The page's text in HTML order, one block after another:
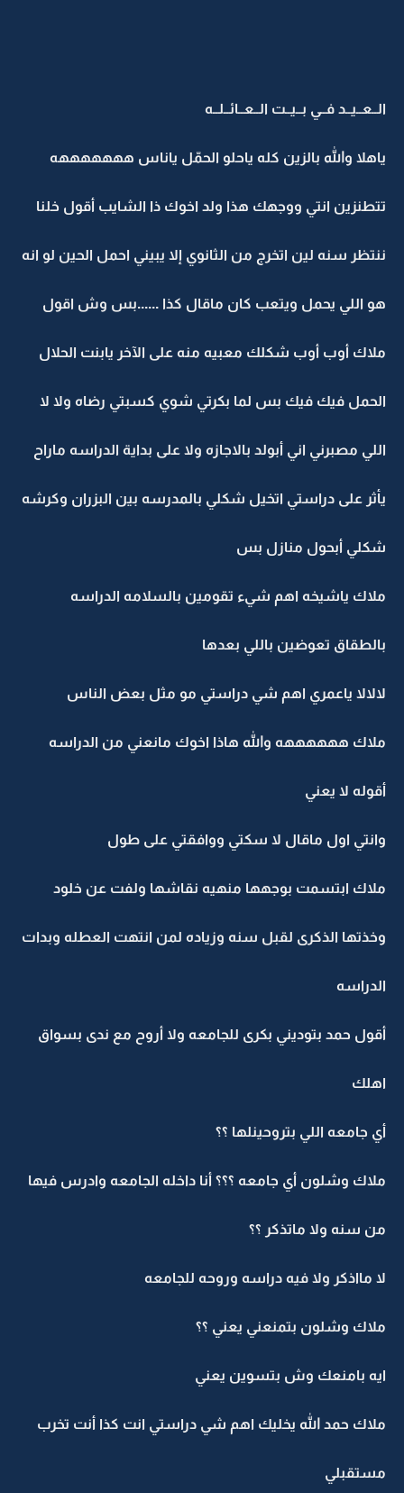
الــعــيــد فــي بــيــت الــعــائــلــه
ياهلا والله بالزين كله ياحلو الحمّل ياناس هههههههه
تتطنزين انتي ووجهك هذا ولد اخوك ذا الشايب أقول خلنا
ننتظر سنه لين اتخرج من الثانوي إلا يبيني احمل الحين لو انه
هو اللي يحمل ويتعب كان ماقال كذا ......بس وش اقول
ملاك أوب أوب شكلك معبيه منه على الآخر يابنت الحلال
الحمل فيك فيك بس لما بكرتي شوي كسبتي رضاه ولا لا
اللي مصبرني اني أبولد بالاجازه ولا على بداية الدراسه ماراح
يأثر على دراستي اتخيل شكلي بالمدرسه بين البزران وكرشه
شكلي أبحول منازل بس
ملاك ياشيخه اهم شيء تقومين بالسلامه الدراسه
بالطقاق تعوضين باللي بعدها
لالالا ياعمري اهم شي دراستي مو مثل بعض الناس
ملاك ههههههه والله هاذا اخوك مانعني من الدراسه
أقوله لا يعني
وانتي اول ماقال لا سكتي ووافقتي على طول
ملاك ابتسمت بوجهها منهيه نقاشها ولفت عن خلود
وخذتها الذكرى لقبل سنه وزياده لمن انتهت العطله وبدات
الدراسه
أقول حمد بتوديني بكرى للجامعه ولا أروح مع ندى بسواق
اهلك
أي جامعه اللي بتروحينلها ؟؟
ملاك وشلون أي جامعه ؟؟؟ أنا داخله الجامعه وادرس فيها
من سنه ولا ماتذكر ؟؟
لا مااذكر ولا فيه دراسه وروحه للجامعه
ملاك وشلون بتمنعني يعني ؟؟
ايه بامنعك وش بتسوين يعني
ملاك حمد الله يخليك اهم شي دراستي انت كذا أنت تخرب
مستقبلي